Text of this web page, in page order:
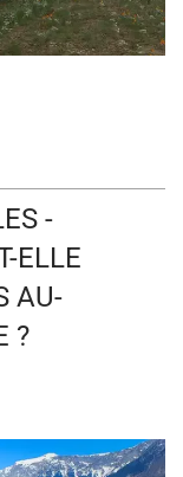
-
ELLE
AU-
?